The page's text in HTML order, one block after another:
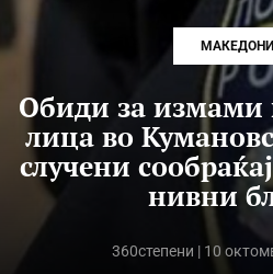
Обиди за измами
лица во
случени
нивни
360степени | 10